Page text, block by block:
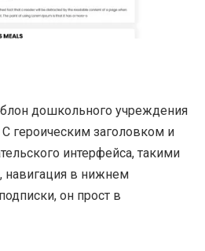
дошкольного учреждения
С героическим заголовком и
интерфейса, такими
навигация в нижнем
он прост в